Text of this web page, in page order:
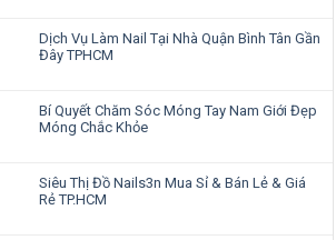
Dịch Vụ Làm Nail Tại Nhà Quận Bình Tân Gần
Đây TPHCM
Bí Quyết Chăm Sóc Móng Tay Nam Giới Đẹp
Móng Chắc Khỏe
Siêu Thị Đồ Nails3n Mua Sỉ & Bán Lẻ & Giá
Rẻ TP.HCM